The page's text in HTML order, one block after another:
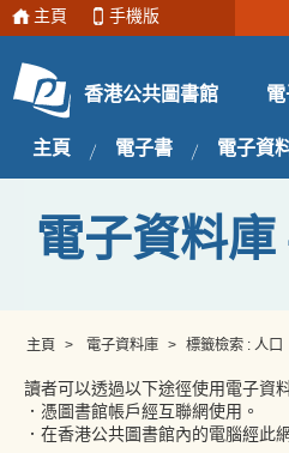
主頁 手機版
香港公共圖書館
主頁 電子書 電子資
電子資料庫
主頁 > 電子資料庫 > 標籤檢索 : 人口
讀者可以透過以下途徑使用電子資
．憑圖書館帳戶經互聯網使用。
．在香港公共圖書館內的電腦經此